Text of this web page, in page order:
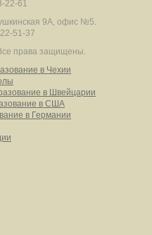
22-61
9А, офис №5.
51-37
права защищены.
в Чехии
в Швейцарии
в США
в Германии